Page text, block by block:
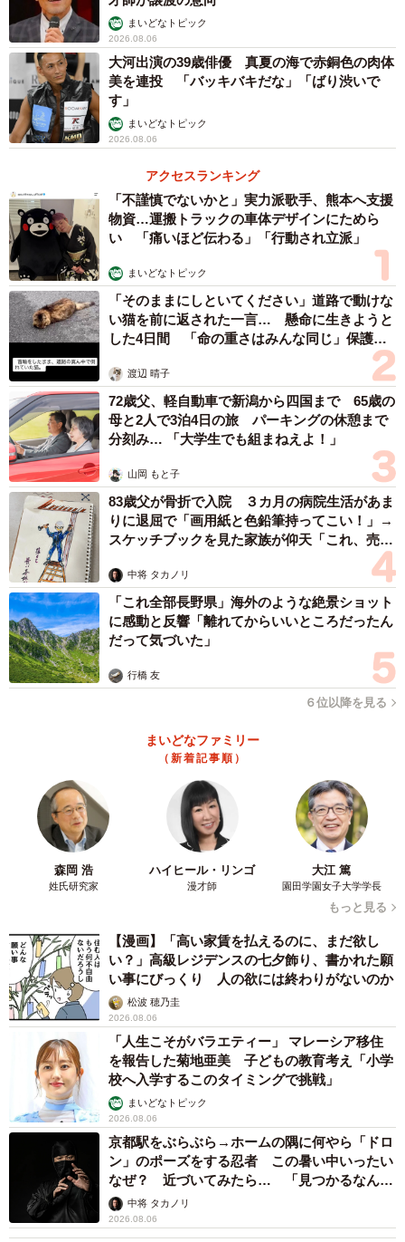
まいどなトピック
2026.08.06
大河出演の39歳俳優 真夏の海で赤銅色の肉体
美を連投 「バッキバキだな」「ばり渋いで
す」
まいどなトピック
2026.08.06
アクセスランキング
「不謹慎でないかと」実力派歌手、熊本へ支援
物資…運搬トラックの車体デザインにためら
い 「痛いほど伝わる」「行動され立派」
まいどなトピック
「そのままにしといてください」道路で動けな
い猫を前に返された一言… 懸命に生きようと
した4日間 「命の重さはみんな同じ」保護団
渡辺 晴子
72歳父、軽自動車で新潟から四国まで 65歳の
母と2人で3泊4日の旅 パーキングの休憩まで
分刻み… 「大学生でも組まねえよ！」
山岡 もと子
83歳父が骨折で入院 ３カ月の病院生活があま
りに退屈で「画用紙と色鉛筆持ってこい！」→
スケッチブックを見た家族が仰天「これ、売れ
中将 タカノリ
「これ全部長野県」海外のような絶景ショット
に感動と反響「離れてからいいところだったん
だって気づいた」
行橋 友
６位以降を見る
まいどなファミリー
（新着記事順）
森岡 浩
姓氏研究家
ハイヒール・リンゴ
漫才師
大江 篤
園田学園女子大学学長
もっと見る
【漫画】「高い家賃を払えるのに、まだ欲し
い？」高級レジデンスの七夕飾り、書かれた願
い事にびっくり 人の欲には終わりがないのか
松波 穂乃圭
2026.08.06
「人生こそがバラエティー」 マレーシア移住
を報告した菊地亜美 子どもの教育考え「小学
校へ入学するこのタイミングで挑戦」
まいどなトピック
2026.08.06
京都駅をぶらぶら→ホームの隅に何やら「ドロ
ン」のポーズをする忍者 この暑い中いったい
なぜ？ 近づいてみたら… 「見つかるなんて
未熟」中将 タカノリ
2026.08.06